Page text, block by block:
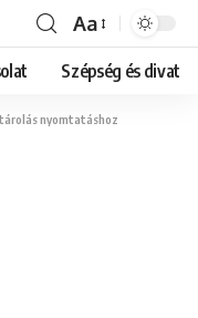
Font
Resizer
Aa
Szépség és divat
nyomtatáshoz